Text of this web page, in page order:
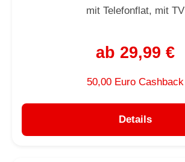
mit Telefonflat, mit TV
ab 29,99 €
50,00 Euro Cashback
Details